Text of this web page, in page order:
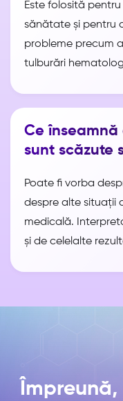
Este folosită
sănătate și pentru
probleme precum
tulburări
Ce
sunt scăzute
Poate fi vorba
despre alte situații
medicală.
și de celelalte